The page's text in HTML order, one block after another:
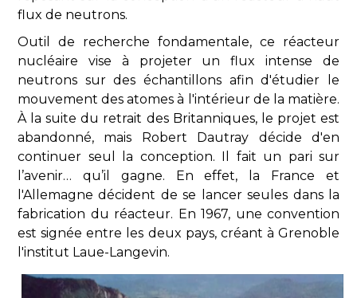
flux de neutrons.
Outil de recherche fondamentale, ce réacteur
nucléaire vise à projeter un flux intense de
neutrons sur des échantillons afin d'étudier le
mouvement des atomes à l'intérieur de la matière.
À la suite du retrait des Britanniques, le projet est
abandonné, mais Robert Dautray décide d'en
continuer seul la conception. Il fait un pari sur
l’avenir… qu’il gagne. En effet, la France et
l'Allemagne décident de se lancer seules dans la
fabrication du réacteur. En 1967, une convention
est signée entre les deux pays, créant à Grenoble
l'institut Laue-Langevin.